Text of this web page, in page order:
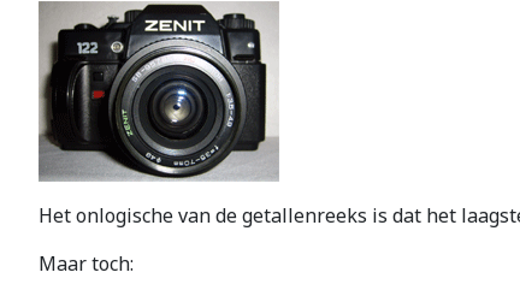
Het onlogische van de getallenreeks is dat het
Maar toch: